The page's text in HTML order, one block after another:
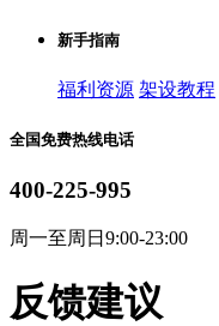
新手指南
福利资源 架设教程
全国免费热线电话
400-225-995
周一至周日9:00-23:00
反馈建议